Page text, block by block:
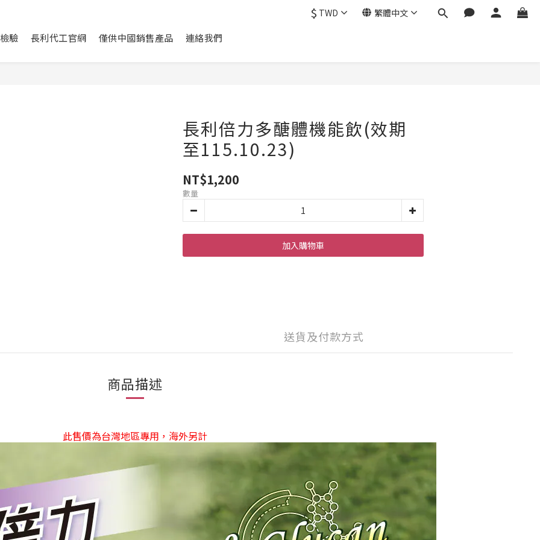
$ TWD 繁體中文
驗 長利代工官網 僅供中國銷售產品 連絡我們
長利倍力多醣體機能飲(效期
至115.10.23)
NT$1,200
數量
加入購物車
送貨及付款方式
商品描述
此售價為台灣地區專用，海外另計